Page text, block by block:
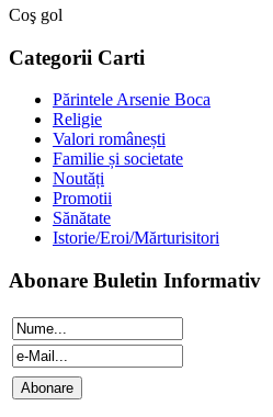
Coş gol
Categorii Carti
Părintele Arsenie Boca
Religie
Valori românești
Familie și societate
Noutăți
Promotii
Sănătate
Istorie/Eroi/Mărturisitori
Abonare Buletin Informativ